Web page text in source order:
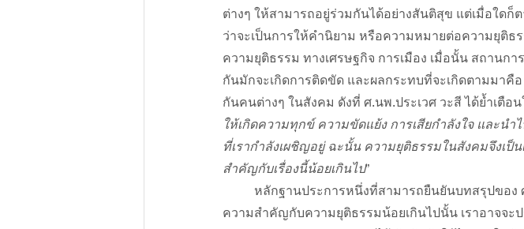
ต่างๆ ให้สามารถอยู่ร่วมกันได้อย่างสันติสุข แต่เมื่อใด
ว่าจะเป็นการให้คำนิยาม หรือความหมายต่อความยุติธ
ความยุติธรรม ทางเศรษฐกิจ การเมือง เมื่อนั้น สถานก
กันมักจะเกิดการติดขัด และผลกระทบที่จะเกิดตามมาคื
กันคนต่างๆ ในสังคม ดังที่ ศ.นพ.ประเวศ วะสี ได้ย้ำเตือ
ให้เกิดความทุกข์ ความขัดแย้ง การเสียกำลังใจ และน
ที่เรากำลังเผชิญอยู่ ฉะนั้น ความยุติธรรมในสังคมจึงเ
สำคัญกับเรื่องนี้น้อยเกินไป”
ความสำคัญกับความยุติธรรมน้อยเกินไปนั้น เราอาจจะ